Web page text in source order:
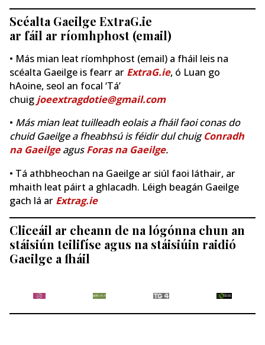
Scéalta Gaeilge ExtraG.ie
ar fáil ar ríomhphost (email)
• Más mian leat ríomhphost (email) a fháil leis na
scéalta Gaeilge is fearr ar ExtraG.ie, ó Luan go
hAoine, seol an focal ‘Tá’
chuig joeextragdotie@gmail.com
• Más mian leat tuilleadh eolais a fháil faoi conas do
chuid Gaeilge a fheabhsú is féidir dul chuigConradh
na GaeilgeagusForas na Gaeilge.
• Tá athbheochan na Gaeilge ar siúl faoi láthair, ar
mhaith leat páirt a ghlacadh. Léigh beagán Gaeilge
gach lá ar Extrag.ie
Cliceáil ar cheann de na lógónna chun an
stáisiún teilifíse agus na stáisiúin raidió
Gaeilge a fháil